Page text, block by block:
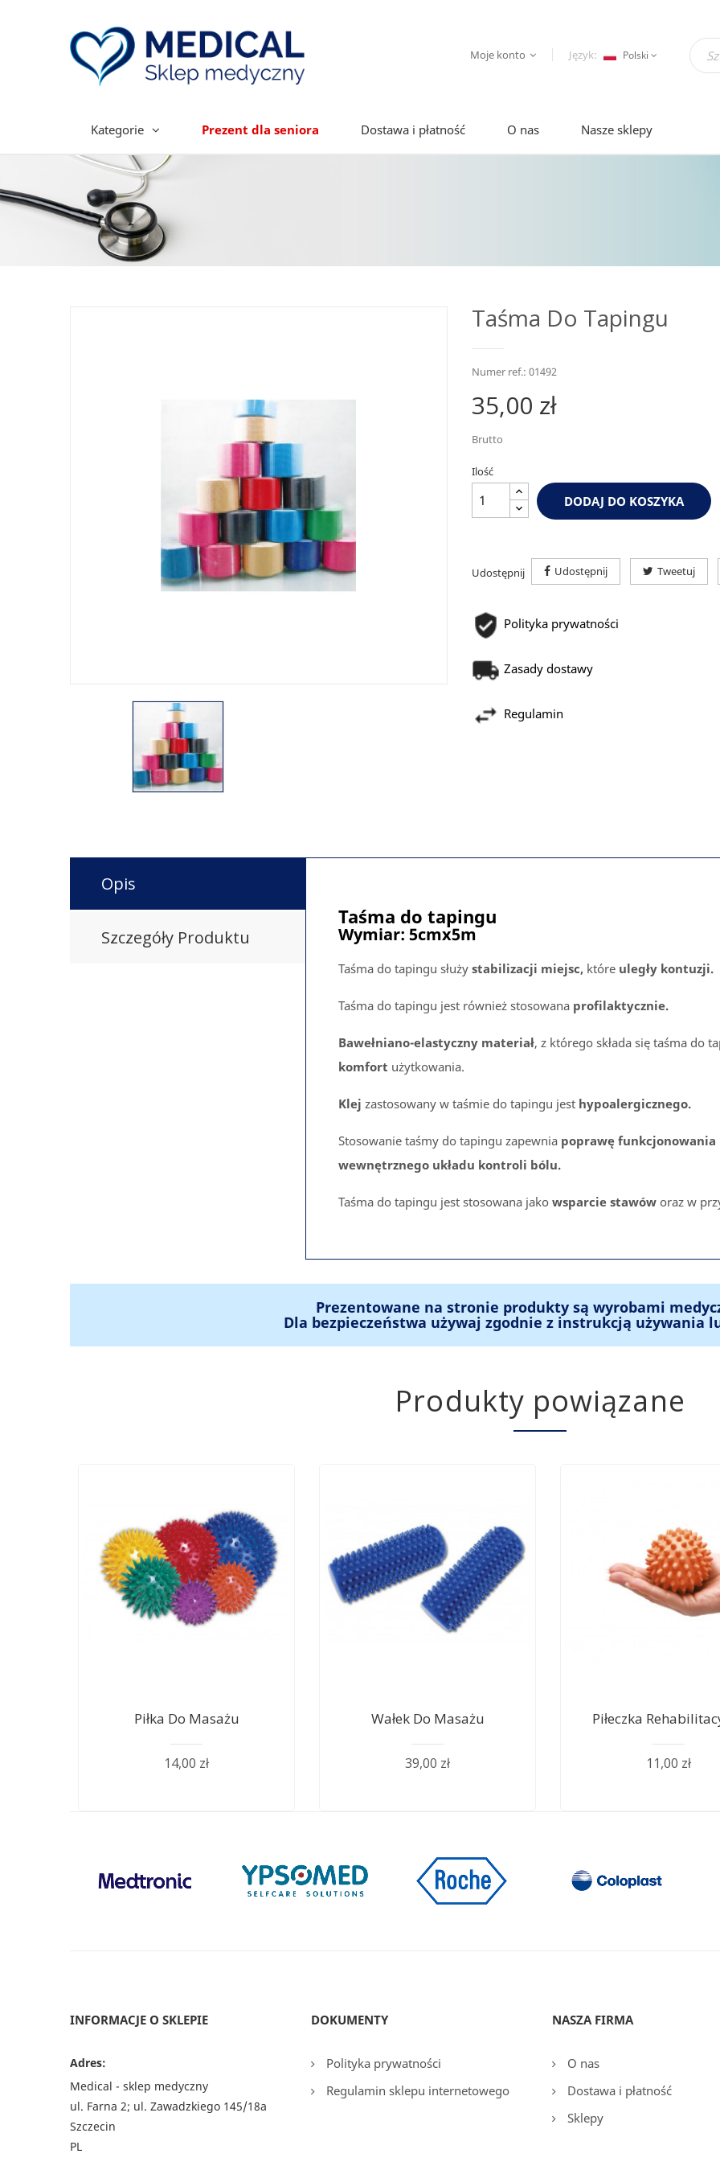
Język: Polski
Moje konto
Kategorie Prezent dla seniora Dostawa i płatność O nas Nasze sklepy
Taśma Do Tapingu
Numer ref.: 01492
35,00 zł
Brutto
Ilość
DODAJ DO KOSZYKA
Udostępnij Udostępnij Tweetuj
Polityka prywatności
Zasady dostawy
Regulamin
Opis
Szczegóły Produktu
Taśma do tapingu
Wymiar: 5cmx5m
Taśma do tapingu służy stabilizacji miejsc,któreuległy kontuzji.
Taśma do tapingu jest również stosowana profilaktycznie.
Bawełniano-elastyczny materiał, z którego składa się taśma do
komfort użytkowania.
Klej zastosowany w taśmie do tapingu jesthypoalergicznego.
Stosowanie taśmy do tapingu zapewnia poprawę
wewnętrznego układu kontroli bólu.
Taśma do tapingu jest stosowana jakowsparcie stawóworaz w
Prezentowane na stronie produkty są wyrobami
Dla bezpieczeństwa używaj zgodnie z instrukcją używania
Produkty powiązane
Piłka Do Masażu
14,00 zł
Wałek Do Masażu
39,00 zł
Piłeczka
11,00 zł
INFORMACJE O SKLEPIE
Adres:
Medical - sklep medyczny
ul. Farna 2; ul. Zawadzkiego 145/18a
Szczecin
PL
DOKUMENTY
Polityka prywatności
Regulamin sklepu internetowego
NASZA FIRMA
O nas
Dostawa i płatność
Sklepy